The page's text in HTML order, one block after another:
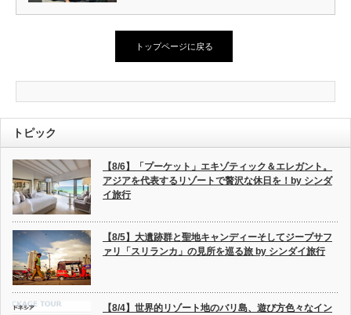
トップページに戻る
トピック
【8/6】「プーケット」エキゾティック＆エレガント。
アジアを代表するリゾートで贅沢な休日を！by シンダ
イ旅行
【8/5】大遺跡群と聖地キャンディーそしてジープサフ
ァリ「スリランカ」の見所を巡る旅 by シンダイ旅行
【8/4】世界的リゾート地のバリ島、遊び方色々なイン